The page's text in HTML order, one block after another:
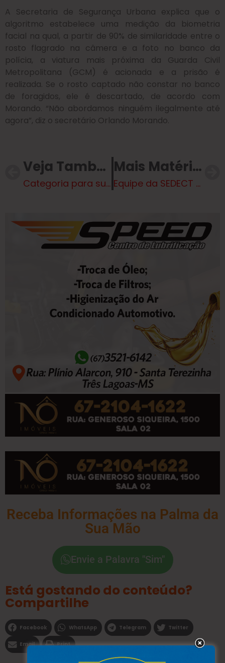
A Secretaria de Segurança Urbana explica que o
algoritmo estabelece uma medição da biometria
facial na qual, a partir de 90% de similaridade entre o
rosto flagrado na câmera e a foto no banco da
polícia, a viatura mais próxima da Guarda Civil
Metropolitana (GCM) é acionada e a prisão é
realizada. Se o rosto captado não constar no banco
de foragidos, ele é descartado, de acordo com
Morando. “Não abordamos ninguém ilegalmente até
agora”, diz o secretário Orlando Morando.
Veja Também
Categoria para sub-16 do Tres Lagoas S.C Jogar hoje (27), às 14h15
Mais Matérias
Equipe da SEDECT vai à Campo Grande para impulsionar projetos de desenvolvimento de Três Lagoas
Receba Informações na Palma da
Sua Mão
Envie a Palavra "Sim"
Está gostando do conteúdo?
Compartilhe
Facebook WhatsApp Telegram Twitter
Email Print